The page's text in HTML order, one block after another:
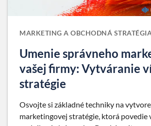
MARKETING A OBCHODNÁ
Umenie správneho
vašej firmy: Vytváranie
stratégie
Osvojte si základné techniky na
marketingovej stratégie, ktorá povedie